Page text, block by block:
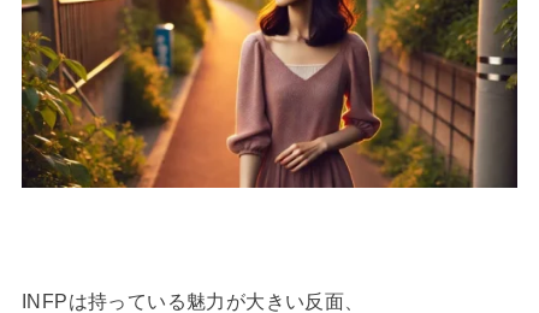
INFPは持っている魅力が大きい反面、